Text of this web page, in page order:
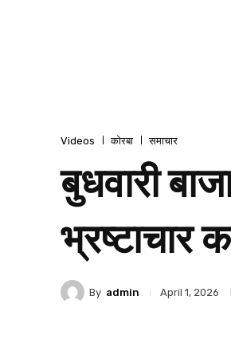
Videos कोरबा समाचार
बुधवारी
भ्रष्टाचार
By admin April 1, 2026